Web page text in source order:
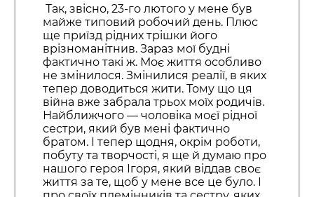
Так, звісно, 23-го лютого у мене був
майже типовий робочий день. Плюс
ще приїзд рідних трішки його
врізноманітнив. Зараз мої будні
фактично такі ж. Моє життя особливо
не змінилося. Змінилися реалії, в яких
тепер доводиться жити. Тому що ця
війна вже забрала трьох моїх родичів.
Найближчого — чоловіка моєї рідної
сестри, який був мені фактично
братом. І тепер щодня, окрім роботи,
побуту та творчості, я ще й думаю про
нашого героя Ігоря, який віддав своє
життя за те, щоб у мене все це було. І